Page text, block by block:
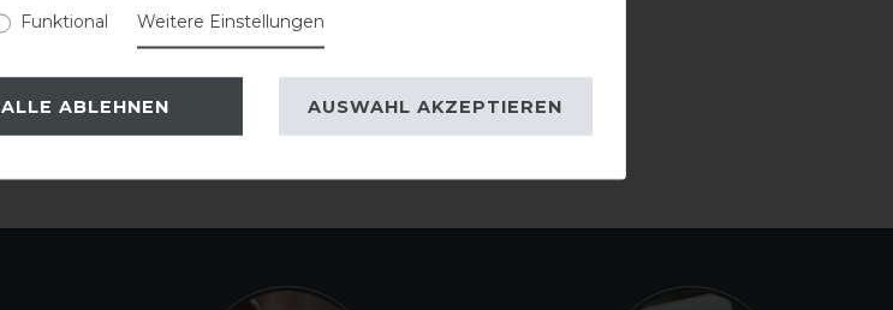
Funktional Weitere Einstellungen
ALLE ABLEHNEN AUSWAHL AKZEPTIEREN